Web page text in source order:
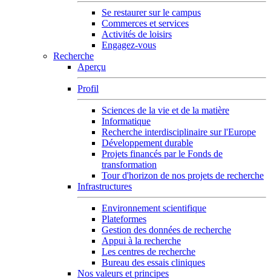
Se restaurer sur le campus
Commerces et services
Activités de loisirs
Engagez-vous
Recherche
Aperçu
Profil
Sciences de la vie et de la matière
Informatique
Recherche interdisciplinaire sur l'Europe
Développement durable
Projets financés par le Fonds de
transformation
Tour d'horizon de nos projets de recherche
Infrastructures
Environnement scientifique
Plateformes
Gestion des données de recherche
Appui à la recherche
Les centres de recherche
Bureau des essais cliniques
Nos valeurs et principes